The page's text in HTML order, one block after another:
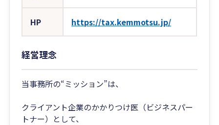
HP https://tax.kemmotsu.jp/
経営理念
当事務所の“ミッション”は、
クライアント企業のかかりつけ医（ビジネスパー
トナー）として、